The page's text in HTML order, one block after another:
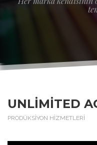
UNLIMITED
PRODÜKSİYON HİZMETLERİ